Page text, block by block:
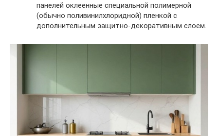
панелей оклеенные специальной полимерной
(обычно поливинилхлоридной) пленкой с
дополнительным защитно-декоративным слоем.